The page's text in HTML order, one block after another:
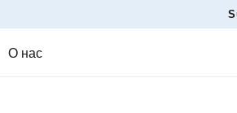
О нас